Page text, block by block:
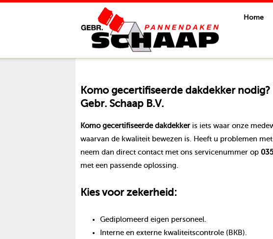
Home
Komo gecertifiseerde dakdekkernodig?
Gebr. Schaap B.V.
Komo gecertifiseerde dakdekkeris iets waar onze
waarvan de kwaliteit bewezen is. Heeft u problemen met
neem dan direct contact met ons servicenummer op
met een passende oplossing.
Kies voor zekerheid:
Gediplomeerd eigen personeel.
Interne en externe kwaliteitscontrole (BKB).